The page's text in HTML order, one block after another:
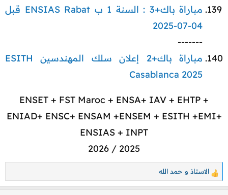
مباراة باك+3 : السنة 1 ب ENSIAS Rabat قبل
04-07-2025
-------​
مباراة باك+2 إعلان سلك المهندسين ESITH
Casablanca 2025
ENSET + FST Maroc + ENSA+ IAV + EHTP +
ENIAD+ ENSC+ ENSAM +ENSEM + ESITH +EMI+
ENSIAS + INPT
2025 / 2026​
ا
ل
الاستاذ و حمد الله